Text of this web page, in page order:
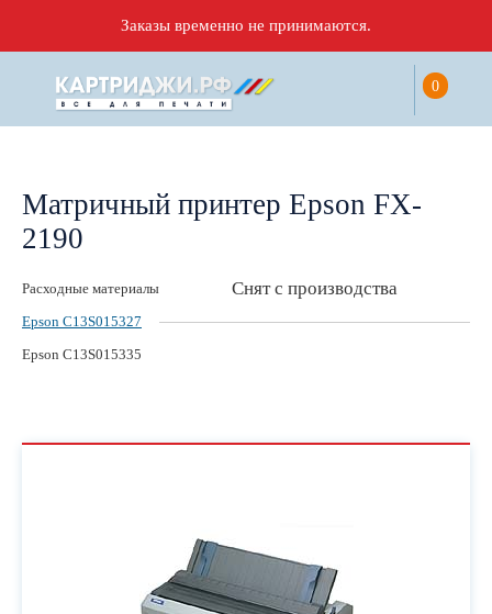
Заказы временно не принимаются.
0
Матричный принтер Epson FX-
2190
Расходные материалы
Epson C13S015327
Epson C13S015335
Снят с производства